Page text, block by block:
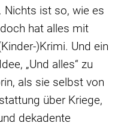
Nichts ist so, wie es
hat alles mit
)Krimi. Und ein
„Und alles“ zu
als sie selbst von
über Kriege,
dekadente